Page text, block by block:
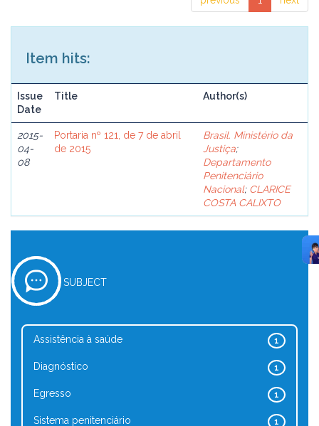
Item hits:
Issue
Date
Title Author(s)
2015-
04-
08
Portaria nº 121, de 7 de abril
de 2015
Brasil. Ministério da
Justiça;
Departamento
Penitenciário
Nacional; CLARICE
COSTA CALIXTO
SUBJECT
1
Assistência à saúde
1
Diagnóstico
1
Egresso
1
Sistema penitenciário